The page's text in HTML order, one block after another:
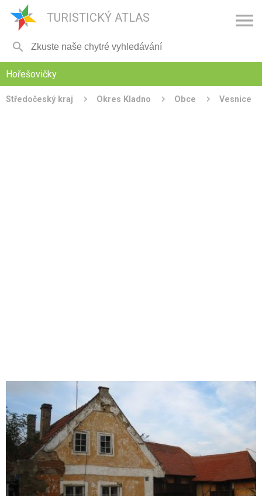
TURISTICKÝ ATLAS 

Hořešovičky
Středočeský kraj Okres Kladno Obce Vesnice